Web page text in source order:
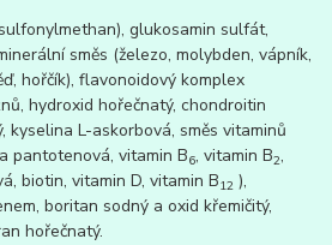
glukosamin sulfát,
směs (železo, molybden, vápník,
hořčík), flavonoidový komplex
hydroxid hořečnatý, chondroitin
kyselina L-askorbová, směs vitaminů
pantotenová, vitamin B6, vitamin B2,
biotin, vitamin D, vitamin B12 ),
boritan sodný a oxid křemičitý,
hořečnatý.